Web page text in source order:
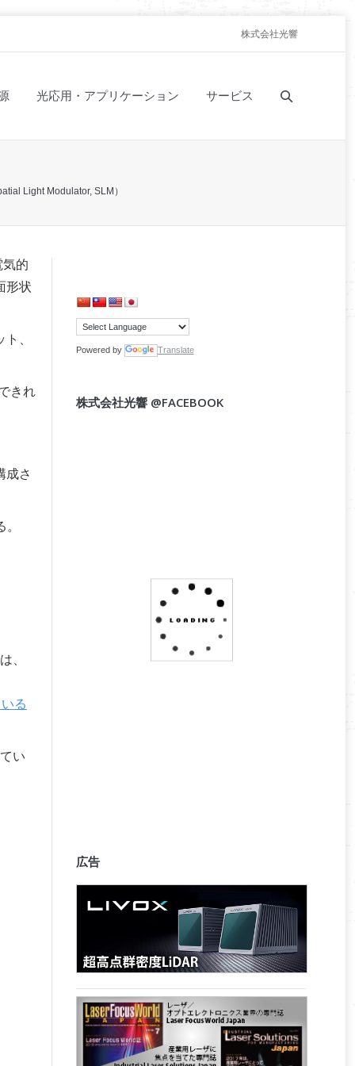
株式会社光響
光応用・アプリケーション サービス
Light Modulator, SLM）
的
形状
、
きれ
成さ
、
る
い
Powered by Translate
株式会社光響 @FACEBOOK
広告